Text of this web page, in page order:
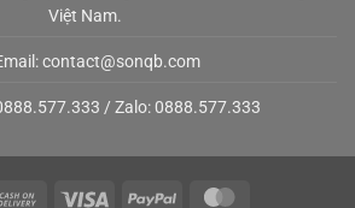
Việt Nam.
contact@sonqb.com
/ Zalo:0888.577.333
Cash Visa PayPal